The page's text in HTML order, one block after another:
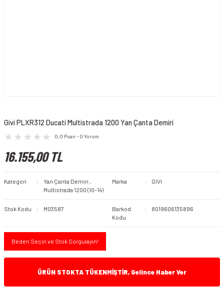
Givi PLXR312 Ducati Multistrada 1200 Yan Çanta Demiri
0.0 Puan - 0 Yorum
16.155,00 TL
Kategori Yan Çanta Demiri ,
Multistrada 1200 (10-14)
Marka GIVI
Stok Kodu M03587
Barkod
Kodu
8019606135896
Beden Seçin ve Stok Sorgulayın!
ÜRÜN STOKTA TÜKENMİŞTİR, Gelince Haber Ver